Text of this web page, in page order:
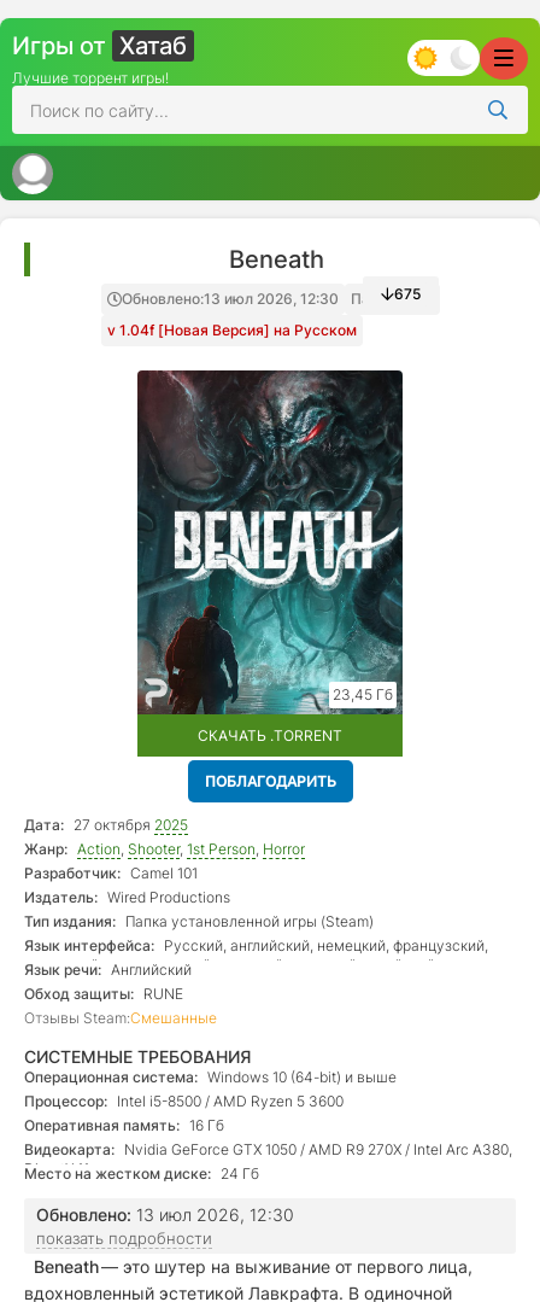
Игры от Хатаб
Лучшие торрент игры!
Beneath
Обновлено:13 июл 2026, 12:30
Папка игры
v 1.04f [Новая Версия] на Русском
675
23,45 Гб
СКАЧАТЬ .TORRENT
ПОБЛАГОДАРИТЬ
Дата: 27 октября 2025
Жанр: Action, Shooter, 1st Person, Horror
Разработчик: Camel 101
Издатель: Wired Productions
Тип издания: Папка установленной игры (Steam)
Язык интерфейса: Русский, английский, немецкий, французский,
испанский, португальский, турецкий, японский, китайский
Язык речи: Английский
Обход защиты: RUNE
Отзывы Steam:Смешанные
СИСТЕМНЫЕ ТРЕБОВАНИЯ
Операционная система: Windows 10 (64-bit) и выше
Процессор: Intel i5-8500 / AMD Ryzen 5 3600
Оперативная память: 16 Гб
Видеокарта: Nvidia GeForce GTX 1050 / AMD R9 270X / Intel Arc A380,
DirectX 11
Место на жестком диске: 24 Гб
Обновлено: 13 июл 2026, 12:30
показать подробности
Beneath— это шутер на выживание от первого лица,
вдохновленный эстетикой Лавкрафта. В одиночной